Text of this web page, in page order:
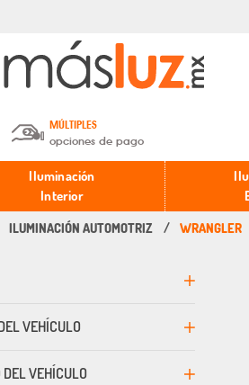
MÚLTIPLES
opciones de pago
Depósito en efectivo o Cheque y
Transferencia.
Iluminación
Interior
ILUMINACIÓN AUTOMOTRIZ WRANGLER
VEHÍCULO
DEL VEHÍCULO